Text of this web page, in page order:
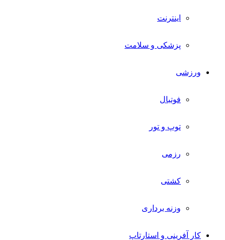
اینترنت
پزشکی و سلامت
ورزشی
فوتبال
توپ و تور
رزمی
کشتی
وزنه برداری
کار آفرینی و استارتاپ